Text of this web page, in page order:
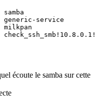
samba
generic-service
milkpan
écoute le samba sur cette